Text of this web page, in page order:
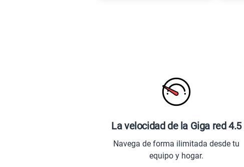
La velocidad de la Giga red 4.5
Navega de forma ilimitada desde tu
equipo y hogar.